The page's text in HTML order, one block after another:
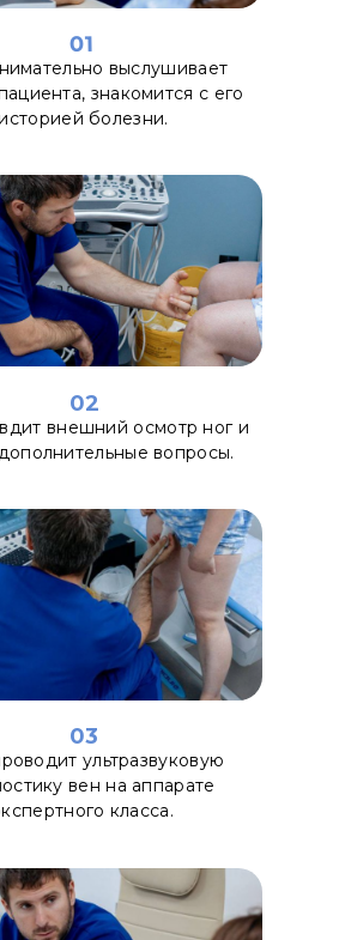
выслушивает
знакомится с его
болезни.
01
внешний осмотр ног и
вопросы.
02
ультразвуковую
вен на аппарате
класса.
03